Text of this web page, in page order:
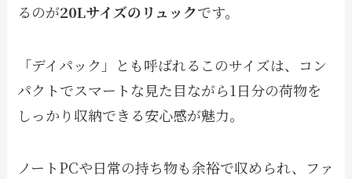
るのが20Lサイズのリュックです。
「デイパック」とも呼ばれるこのサイズは、コン
パクトでスマートな見た目ながら1日分の荷物を
しっかり収納できる安心感が魅力。
ノートPCや日常の持ち物も余裕で収められ、ファ